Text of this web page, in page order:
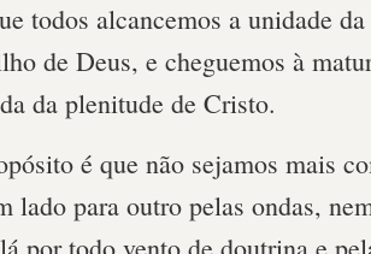
todos alcancemos a unidade
de Deus, e cheguemos à
da plenitude de Cristo.
é que não sejamos mais
lado para outro pelas ondas,